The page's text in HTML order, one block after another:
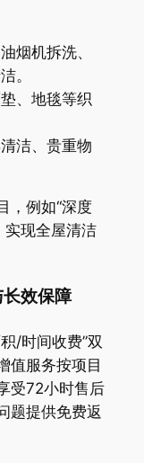
烟机拆洗、
。
、地毯等织
洁、贵重物
，例如“深度
实现全屋清洁
效保障
/时间收费”双
值服务按项目
受72小时售后
题提供免费返